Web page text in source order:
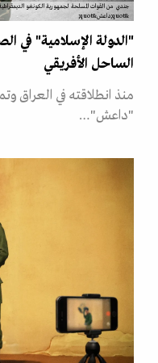
جندي من القوات المسلحة لجمهورية الكونغو
&quot;داعش&quot;
"الدولة الإسلامية" في
الساحل الأفريقي
منذ انطلاقته في العراق
"داعش"…